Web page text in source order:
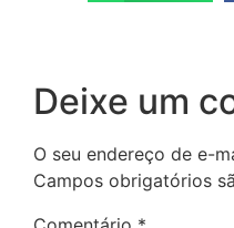
Deixe um
O seu endereço de e-
Campos obrigatórios